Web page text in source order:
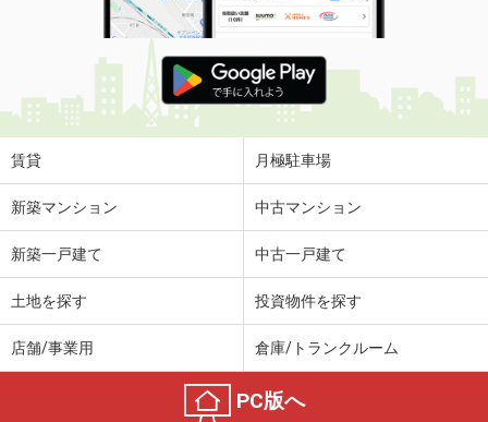
賃貸 月極駐車場
新築マンション 中古マンション
新築一戸建て 中古一戸建て
土地を探す 投資物件を探す
店舗/事業用 倉庫/トランクルーム
PC版へ